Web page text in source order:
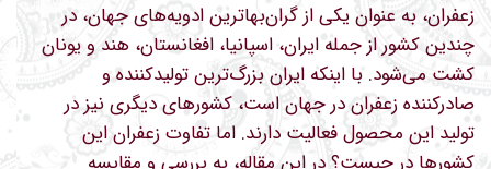
زعفران، به عنوان یکی از گران‌بهاترین ادویه‌های جهان، در
چندین کشور از جمله ایران، اسپانیا، افغانستان، هند و یونان
کشت می‌شود. با اینکه ایران بزرگ‌ترین تولیدکننده و
صادرکننده زعفران در جهان است، کشورهای دیگری نیز در
تولید این محصول فعالیت دارند. اما تفاوت زعفران این
کشورها در چیست؟ در این مقاله، به بررسی و مقایسه